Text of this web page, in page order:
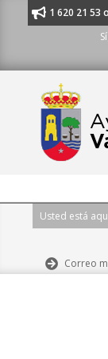
al 91 620 21
Navigation
Usted está
Correo